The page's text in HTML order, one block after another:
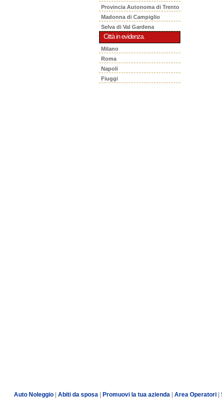
Provincia Autonoma di Trento
Madonna di Campiglio
Selva di Val Gardena
Città in evidenza.
Milano
Roma
Napoli
Fiuggi
Auto Noleggio Abiti da sposa Promuovi la tua azienda Area Operatori